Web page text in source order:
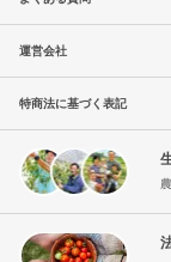
運営会社
特商法に基づく表記